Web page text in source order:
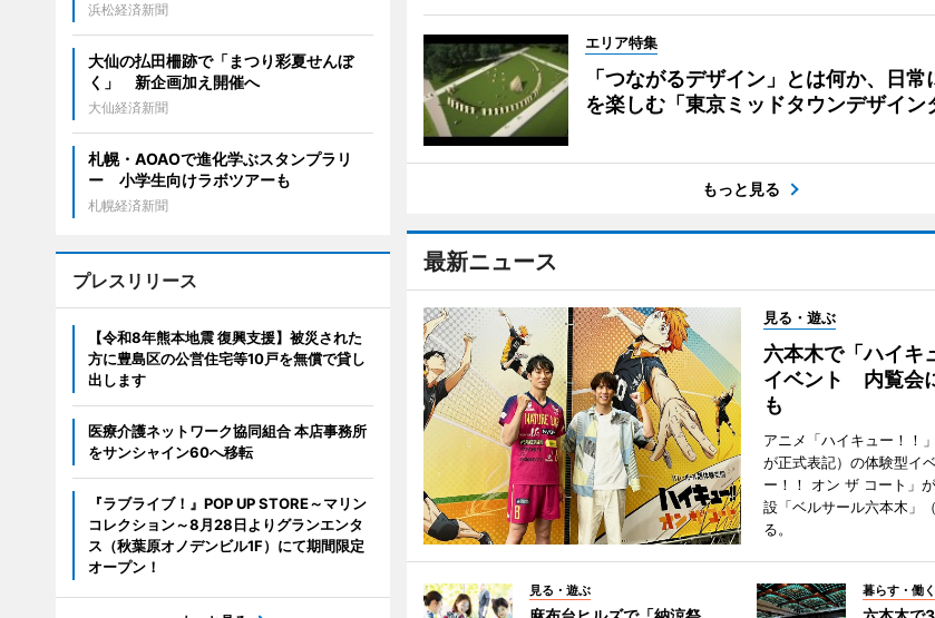
エリア特集
「つながるデザイン」とは何か、日
を楽しむ「東京ミッドタウンデザイン
もっと見る
最新ニュース
見る・遊ぶ
六本木で「ハイキ
イベント 内覧会
も
アニメ「ハイキュー！！
が正式表記）の体験型イ
ー！！ オン ザ コート」
設「ベルサール六本木」
る。
見る・遊ぶ 暮らす・働く
浜松経済新聞
大仙の払田柵跡で「まつり彩夏せんぼ
く」 新企画加え開催へ
大仙経済新聞
札幌・AOAOで進化学ぶスタンプラリ
ー 小学生向けラボツアーも
札幌経済新聞
プレスリリース
【令和8年熊本地震 復興支援】被災された
方に豊島区の公営住宅等10戸を無償で貸し
出します
医療介護ネットワーク協同組合 本店事務所
をサンシャイン60へ移転
『ラブライブ！』POP UP STORE～マリン
コレクション～8月28日よりグランエンタ
ス（秋葉原オノデンビル1F）にて期間限定
オープン！